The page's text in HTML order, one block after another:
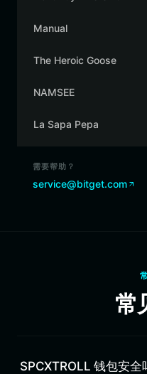
Manual
The Heroic Goose
NAMSEE
La Sapa Pepa
需要帮助？
service@bitget.com
常
SPCXTROLL 钱包安全